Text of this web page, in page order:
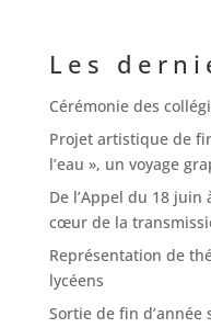
Les
Cérémonie des
Projet artistique de
l’eau », un voyage
De l’Appel du 18 juin
cœur de la
Représentation de
lycéens
Sortie de fin